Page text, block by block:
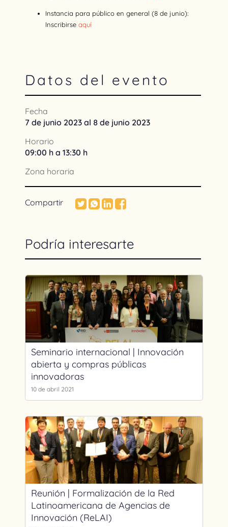
Instancia para público en general (8 de junio):
Inscribirse aquí
Datos del evento
Fecha
7 de junio 2023 al 8 de junio 2023
Horario
09:00 h a 13:30 h
Zona horaria
Compartir
Podría interesarte
Seminario internacional | Innovación
abierta y compras públicas
innovadoras
10 de abril 2021
Reunión | Formalización de la Red
Latinoamericana de Agencias de
Innovación (ReLAI)